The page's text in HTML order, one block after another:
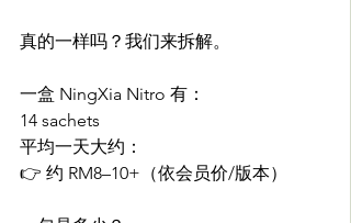
真的一样吗？我们来拆解。
一盒 NingXia Nitro 有：
14 sachets
平均一天大约：
👉 约 RM8–10+（依会员价/版本）